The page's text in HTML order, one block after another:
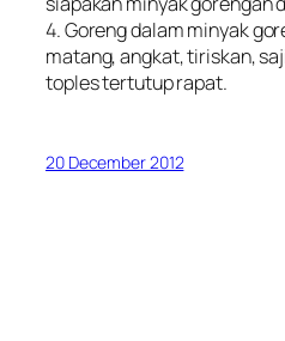
4. Goreng dalam minyak
matang, angkat, tiriskan,
toples tertutup rapat.
20 December 2012